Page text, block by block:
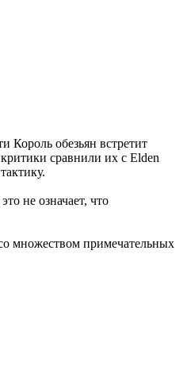
Король обезьян встретит
сравнили их с Elden
не означает, что
множеством примечательных